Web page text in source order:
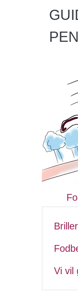
Briller
Vi vil